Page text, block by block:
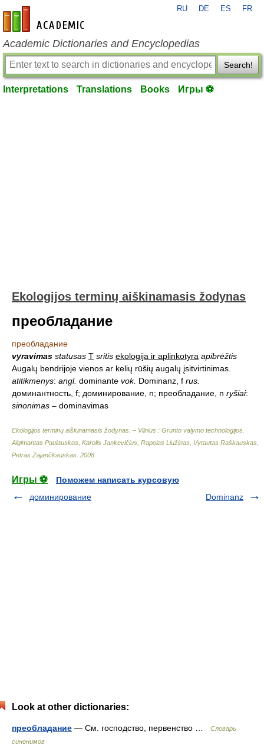
en-academic.com
RU DE ES FR
Academic Dictionaries and Encyclopedias
Search!
Interpretations Translations Books Игры ⚽
Ekologijos terminų aiškinamasis žodynas
преобладание
преобладание
vyravimas statusas T sritis ekologija ir aplinkotyra apibrėžtis
Augalų bendrijoje vienos ar kelių rūšių augalų įsitvirtinimas.
atitikmenys: angl. dominante vok. Dominanz, f rus.
доминантность, f; доминирование, n; преобладание, n ryšiai:
sinonimas – dominavimas
Ekologijos terminų aiškinamasis žodynas. – Vilnius : Grunto valymo technologijos
Algimantas Paulauskas, Karolis Jankevičius, Rapolas Liužinas, Vytautas Raškauskas,
Petras Zajančkauskas 2008
Игры ⚽
Поможем написать курсовую
доминирование
Dominanz
Look at other dictionaries:
преобладание — См. господство, первенство …
Словарь
синонимов